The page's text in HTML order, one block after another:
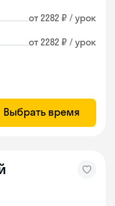
от 2282 ₽ / урок
от 2282 ₽ / урок
Выбрать время